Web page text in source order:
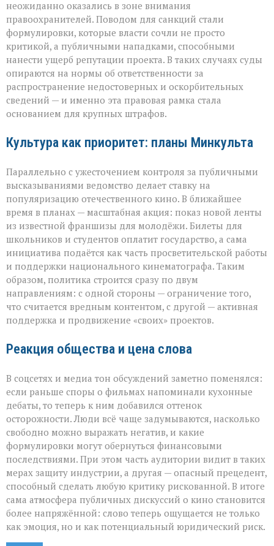
неожиданно оказались в зоне внимания
правоохранителей. Поводом для санкций стали
формулировки, которые власти сочли не просто
критикой, а публичными нападками, способными
нанести ущерб репутации проекта. В таких случаях суды
опираются на нормы об ответственности за
распространение недостоверных и оскорбительных
сведений — и именно эта правовая рамка стала
основанием для крупных штрафов.
Культура как приоритет: планы Минкульта
Параллельно с ужесточением контроля за публичными
высказываниями ведомство делает ставку на
популяризацию отечественного кино. В ближайшее
время в планах — масштабная акция: показ новой ленты
из известной франшизы для молодёжи. Билеты для
школьников и студентов оплатит государство, а сама
инициатива подаётся как часть просветительской работы
и поддержки национального кинематографа. Таким
образом, политика строится сразу по двум
направлениям: с одной стороны — ограничение того,
что считается вредным контентом, с другой — активная
поддержка и продвижение «своих» проектов.
Реакция общества и цена слова
В соцсетях и медиа тон обсуждений заметно поменялся:
если раньше споры о фильмах напоминали кухонные
дебаты, то теперь к ним добавился оттенок
осторожности. Люди всё чаще задумываются, насколько
свободно можно выражать негатив, и какие
формулировки могут обернуться финансовыми
последствиями. При этом часть аудитории видит в таких
мерах защиту индустрии, а другая — опасный прецедент,
способный сделать любую критику рискованной. В итоге
сама атмосфера публичных дискуссий о кино становится
более напряжённой: слово теперь ощущается не только
как эмоция, но и как потенциальный юридический риск.